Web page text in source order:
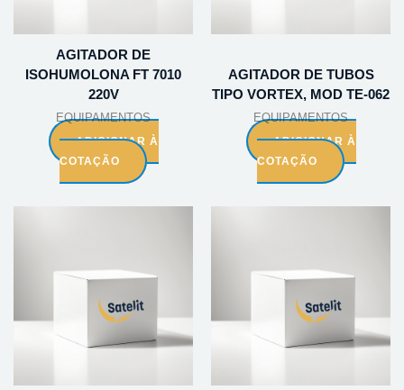
AGITADOR DE
ISOHUMOLONA FT 7010
220V
EQUIPAMENTOS
ADICIONAR À
COTAÇÃO
AGITADOR DE TUBOS
TIPO VORTEX, MOD TE-062
EQUIPAMENTOS
ADICIONAR À
COTAÇÃO